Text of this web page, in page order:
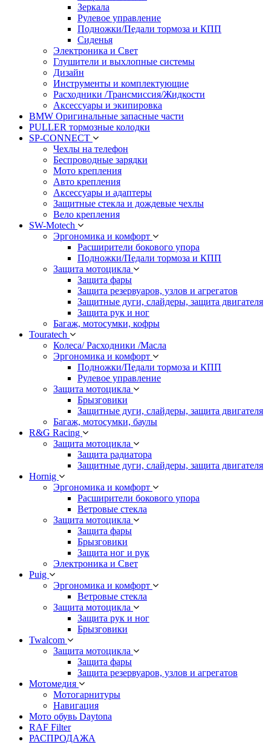
Зеркала
Рулевое управление
Подножки/Педали тормоза и КПП
Сиденья
Электроника и Свет
Глушители и выхлопные системы
Дизайн
Инструменты и комплектующие
Расходники /Трансмиссия/Жидкости
Аксессуары и экипировка
BMW Оригинальные запасные части
PULLER тормозные колодки
SP-CONNECT
Чехлы на телефон
Беспроводные зарядки
Мото крепления
Авто крепления
Аксессуары и адаптеры
Защитные стекла и дождевые чехлы
Вело крепления
SW-Motech
Эргономика и комфорт
Расширители бокового упора
Подножки/Педали тормоза и КПП
Защита мотоцикла
Защита фары
Защита резервуаров, узлов и агрегатов
Защитные дуги, слайдеры, защита двигателя
Защита рук и ног
Багаж, мотосумки, кофры
Touratech
Колеса/ Расходники /Масла
Эргономика и комфорт
Подножки/Педали тормоза и КПП
Рулевое управление
Защита мотоцикла
Брызговики
Защитные дуги, слайдеры, защита двигателя
Багаж, мотосумки, баулы
R&G Racing
Защита мотоцикла
Защита радиатора
Защитные дуги, слайдеры, защита двигателя
Hornig
Эргономика и комфорт
Расширители бокового упора
Ветровые стекла
Защита мотоцикла
Защита фары
Брызговики
Защита ног и рук
Электроника и Свет
Puig
Эргономика и комфорт
Ветровые стекла
Защита мотоцикла
Защита рук и ног
Брызговики
Twalcom
Защита мотоцикла
Защита фары
Защита резервуаров, узлов и агрегатов
Мотомедия
Мотогарнитуры
Навигация
Мото обувь Daytona
RAF Filter
РАСПРОДАЖА